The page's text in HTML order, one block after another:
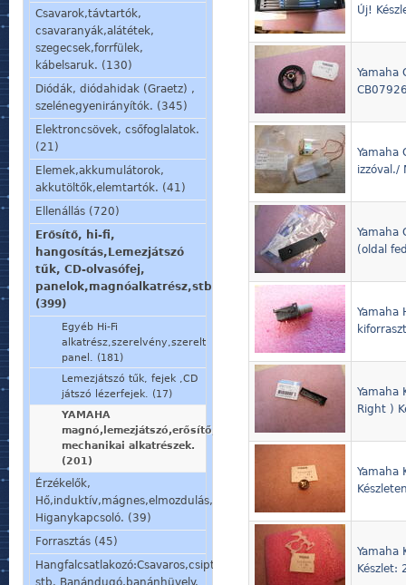
Csavarok,távtartók,
csavaranyák,alátétek,
szegecsek,forrfülek,
kábelsaruk. (130)
Diódák, diódahidak (Graetz) ,
szelénegyenirányítók. (345)
Elektroncsövek, csőfoglalatok.
(21)
Elemek,akkumulátorok,
akkutöltők,elemtartók. (41)
Ellenállás (720)
Erősítő, hi-fi,
hangosítás,Lemezjátszó
tűk, CD-olvasófej,
panelok,magnóalkatrész,stb.
(399)
Egyéb Hi-Fi
alkatrész,szerelvény,szerelt
panel. (181)
Lemezjátszó tűk, fejek ,CD
játszó lézerfejek. (17)
YAMAHA
magnó,lemezjátszó,erősítő,stb.
mechanikai alkatrészek.
(201)
Érzékelők,
Hő,induktív,mágnes,elmozdulás,stb.
Higanykapcsoló. (39)
Forrasztás (45)
Hangfalcsatlakozó:Csavaros,csiptetős,speakon,din,
stb. Banándugó,banánhüvely.
Új!
Yamaha
Yamaha
izzóval./
Yamaha
(oldal
Yamaha
Yamaha
Right )
Yamaha
Yamaha
Készlet: